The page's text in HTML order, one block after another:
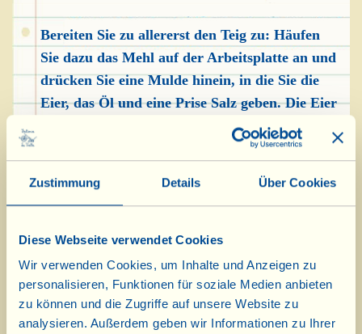
Zustimmung Details Über Cookies
Diese Webseite verwendet Cookies
Wir verwenden Cookies, um Inhalte und Anzeigen zu
personalisieren, Funktionen für soziale Medien anbieten
zu können und die Zugriffe auf unsere Website zu
analysieren. Außerdem geben wir Informationen zu Ihrer
Bereiten Sie zu allererst den Teig zu: Häufen
Sie dazu das Mehl auf der Arbeitsplatte an und
drücken Sie eine Mulde hinein, in die Sie die
Eier, das Öl und eine Prise Salz geben. Die Eier
mit einer Gabel vorsichtig mit dem Öl
aufschlagen, nach und nach etwas Mehl vom
weitervermengen. Sobald der Teig fest genug
zu kneten, bis das gesamte Mehl von den Eiern
aufgenommen wurde und eine glatte und
kompakte Teigkugel entstanden ist. Rollen Sie
nun ein Stück des Teigs dünn mit dem
Nudelholz aus (etwa 2 mm dick), wobei Sie sich